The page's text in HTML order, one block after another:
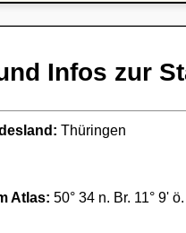
Infos zur
Thüringen
Atlas: 50° 34 n. Br. 11° 9'